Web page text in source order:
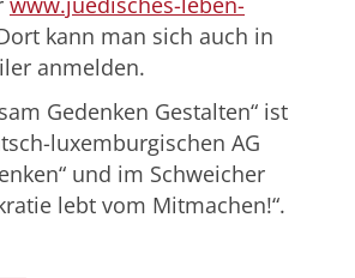
kann man sich auch in
anmelden.
Gedenken Gestalten“ ist
luxemburgischen AG
und im Schweicher
lebt vom Mitmachen!“.